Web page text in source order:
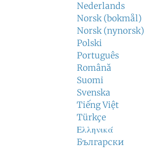
Nederlands
Norsk (bokmål)
Norsk (nynorsk)
Polski
Português
Română
Suomi
Svenska
Tiếng Việt
Türkçe
Ελληνικά
Български